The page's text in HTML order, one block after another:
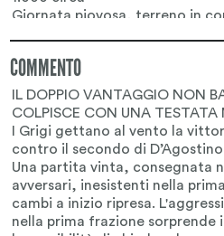
COMMENTO